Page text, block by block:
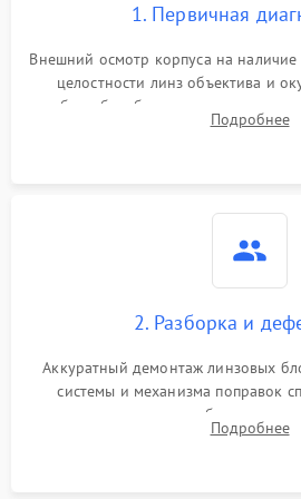
1. Первичная
Внешний осмотр корпуса на
целостности линз объектива и
работы барабанчиков ввода
параллакса и зума. Выявление
Подробнее
2. Разборка и
Аккуратный демонтаж линзовых
системы и механизма поправок
внутренних резьбовых
уплотнительных колец. Поиск
Подробнее